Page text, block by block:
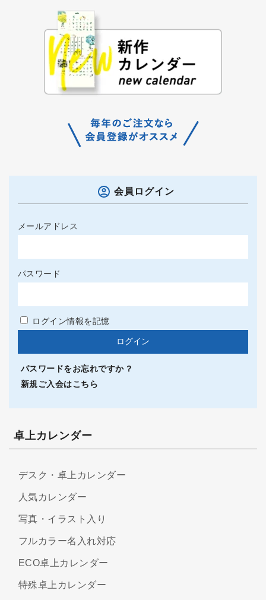
会員ログイン
メールアドレス
パスワード
ログイン情報を記憶
パスワードをお忘れですか ?
新規ご入会はこちら
卓上カレンダー
デスク・卓上カレンダー
人気カレンダー
写真・イラスト入り
フルカラー名入れ対応
ECO卓上カレンダー
特殊卓上カレンダー